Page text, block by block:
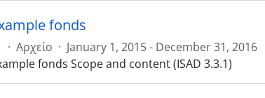
fonds
· Αρχείο · January 1, 2015 - December 31, 2016
fonds Scope and content (ISAD 3.3.1)